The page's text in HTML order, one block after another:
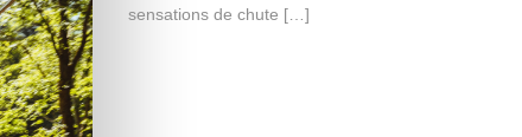
sensations de chute […]